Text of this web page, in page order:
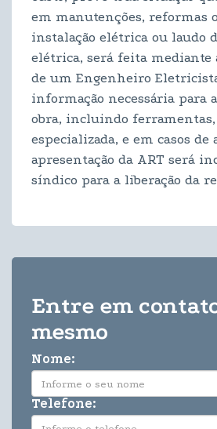
em manutenções, reformas
instalação elétrica ou laudo
elétrica, será feita mediante
de um Engenheiro
informação necessária para
obra, incluindo ferramentas,
especializada, e em casos de
apresentação da ART será
síndico para a liberação da
Entre em
mesmo
Nome:
Telefone: